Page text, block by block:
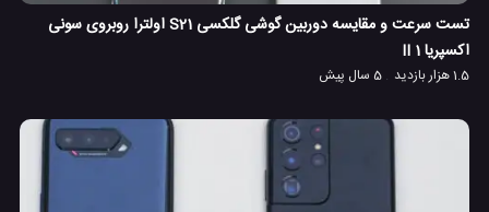
تست سرعت و مقایسه دوربین گوشی گلکسی S21 اولترا روبروی سونی
اکسپریا 1 II
1.5 هزار بازدید 5 سال پیش